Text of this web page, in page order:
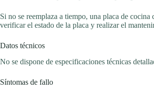
Si no se reemplaza a tiempo, una placa de
verificar el estado de la placa y realizar el
Datos técnicos
No se dispone de especificaciones técnicas
Síntomas de fallo